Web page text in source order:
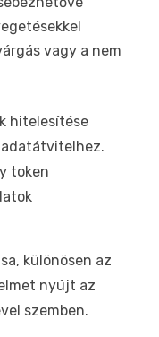
vagy a nem
hitelesítése
token
különösen az
nyújt az
szemben.